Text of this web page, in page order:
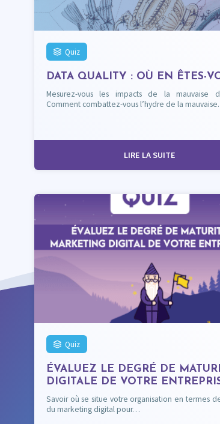
Quiz
DATA QUALITY : OÙ EN ÊTES-
Mesurez-vous les impacts de la mauvaise
Comment combattez-vous l’hydre de la
LIRE LA SUITE
Quiz
ÉVALUEZ LE DEGRÉ DE
DIGITALE DE VOTRE
Savoir où se situe votre organisation en termes
du marketing digital pour…